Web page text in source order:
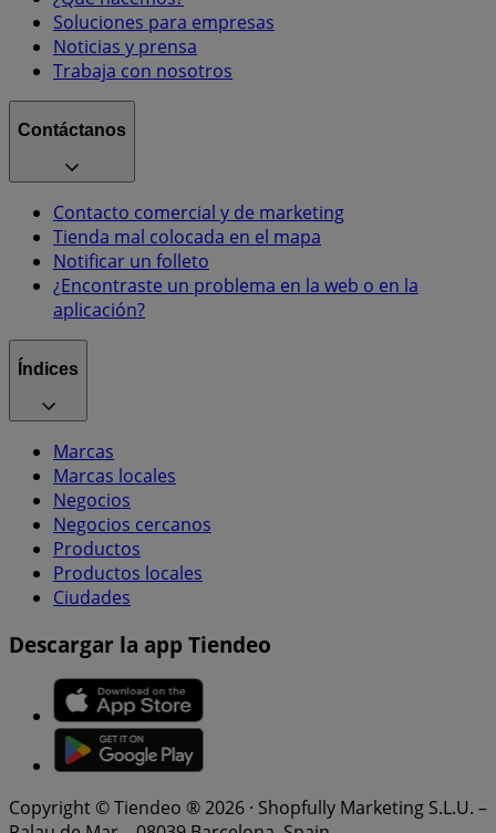
Soluciones para empresas
Noticias y prensa
Trabaja con nosotros
Contáctanos
Contacto comercial y de marketing
Tienda mal colocada en el mapa
Notificar un folleto
¿Encontraste un problema en la web o en la
aplicación?
Índices
Marcas
Marcas locales
Negocios
Negocios cercanos
Productos
Productos locales
Ciudades
Descargar la app Tiendeo
Copyright © Tiendeo ® 2026 · Shopfully Marketing S.L.U. –